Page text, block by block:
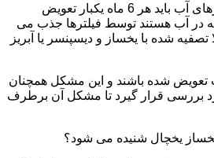
همانطور که می دانید فیلترهای آب باید هر 6 ماه یکبار تعویض
در آب هستند توسط فیلترها جذب می
شده با یخساز و دیسپنسر یا آبریز
تعویض شده باشند و این مشکل همچنان
بررسی قرار گیرد تا مشکل آن برطرف
یخساز یخچال شنیده می شود؟